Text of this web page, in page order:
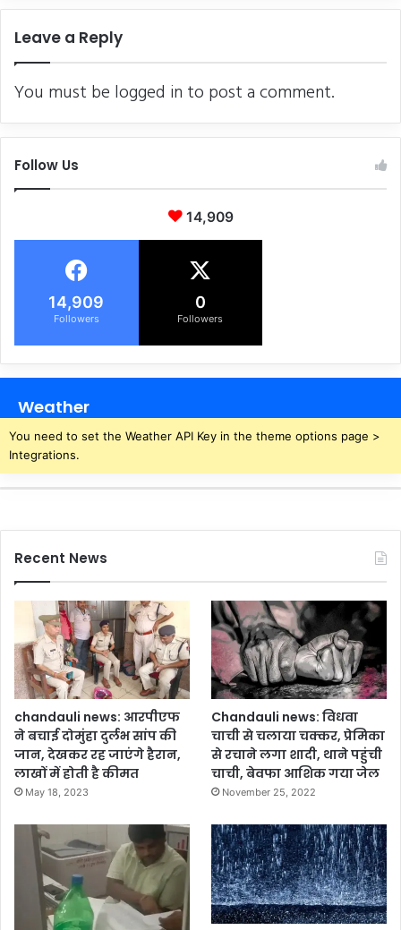
Leave a Reply
You must be logged in to post a comment.
Follow Us
14,909
14,909
Followers
0
Followers
Weather
You need to set the Weather API Key in the theme options page >
Integrations.
Recent News
chandauli news: आरपीएफ
ने बचाई दोमुंहा दुर्लभ सांप की
जान, देखकर रह जाएंगे हैरान,
लाखों में होती है कीमत
May 18, 2023
Chandauli news: विधवा
चाची से चलाया चक्कर, प्रेमिका
से रचाने लगा शादी, थाने पहुंची
चाची, बेवफा आशिक गया जेल
November 25, 2022